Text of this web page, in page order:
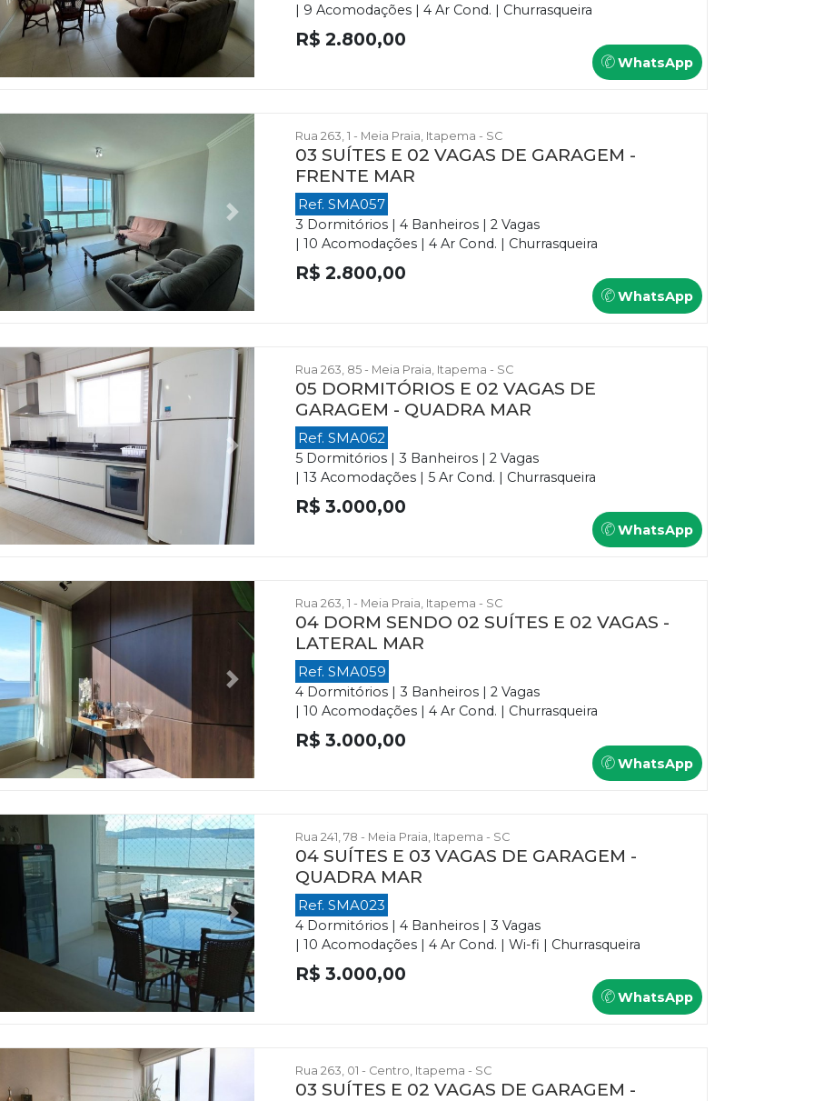
| 9 Acomodações | 4 Ar Cond. | Churrasqueira
R$ 2.800,00
WhatsApp
Next
Rua 263, 1 - Meia Praia, Itapema - SC
03 SUÍTES E 02 VAGAS DE GARAGEM -
FRENTE MAR
Ref. SMA057
3 Dormitórios | 4 Banheiros | 2 Vagas
| 10 Acomodações | 4 Ar Cond. | Churrasqueira
R$ 2.800,00
WhatsApp
Next
Rua 263, 85 - Meia Praia, Itapema - SC
05 DORMITÓRIOS E 02 VAGAS DE
GARAGEM - QUADRA MAR
Ref. SMA062
5 Dormitórios | 3 Banheiros | 2 Vagas
| 13 Acomodações | 5 Ar Cond. | Churrasqueira
R$ 3.000,00
WhatsApp
Next
Rua 263, 1 - Meia Praia, Itapema - SC
04 DORM SENDO 02 SUÍTES E 02 VAGAS -
LATERAL MAR
Ref. SMA059
4 Dormitórios | 3 Banheiros | 2 Vagas
| 10 Acomodações | 4 Ar Cond. | Churrasqueira
R$ 3.000,00
WhatsApp
Next
Rua 241, 78 - Meia Praia, Itapema - SC
04 SUÍTES E 03 VAGAS DE GARAGEM -
QUADRA MAR
Ref. SMA023
4 Dormitórios | 4 Banheiros | 3 Vagas
| 10 Acomodações | 4 Ar Cond. | Wi-fi | Churrasqueira
R$ 3.000,00
WhatsApp
Rua 263, 01 - Centro, Itapema - SC
03 SUÍTES E 02 VAGAS DE GARAGEM -